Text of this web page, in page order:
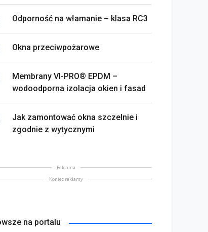
Odporność na włamanie – klasa RC3
Okna przeciwpożarowe
Membrany VI-PRO® EPDM –
wodoodporna izolacja okien i fasad
Jak zamontować okna szczelnie i
zgodnie z wytycznymi
Reklama
Koniec reklamy
na portalu